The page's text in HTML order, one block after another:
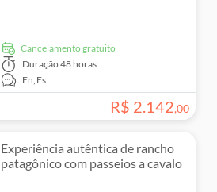
Cancelamento gratuito
Duração48 horas
En,Es
R$ 2 142,00
Experiência autêntica de rancho
patagônico com passeios a cavalo